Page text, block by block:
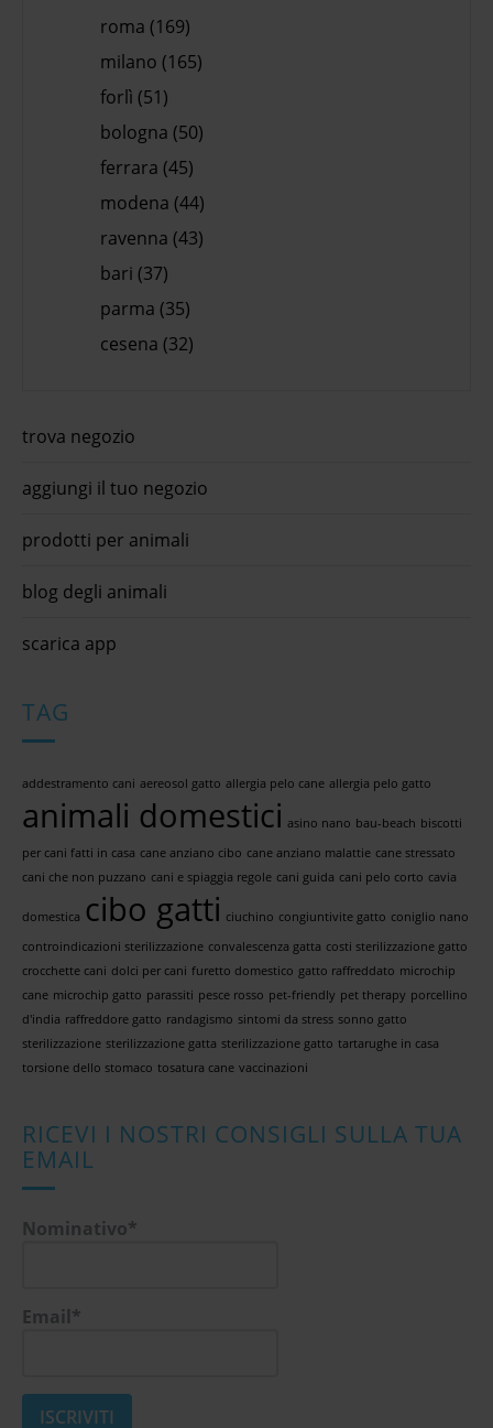
roma (169)
milano (165)
forlì (51)
bologna (50)
ferrara (45)
modena (44)
ravenna (43)
bari (37)
parma (35)
cesena (32)
trova negozio
aggiungi il tuo negozio
prodotti per animali
blog degli animali
scarica app
TAG
addestramento cani aereosol gatto allergia pelo cane allergia pelo gatto
animali domestici asino nano bau-beach biscotti
per cani fatti in casa cane anziano cibo cane anziano malattie cane stressato
cani che non puzzano cani e spiaggia regole cani guida cani pelo corto cavia
domestica cibo gatti ciuchino congiuntivite gatto coniglio nano
controindicazioni sterilizzazione convalescenza gatta costi sterilizzazione gatto
crocchette cani dolci per cani furetto domestico gatto raffreddato microchip
cane microchip gatto parassiti pesce rosso pet-friendly pet therapy porcellino
d'india raffreddore gatto randagismo sintomi da stress sonno gatto
sterilizzazione sterilizzazione gatta sterilizzazione gatto tartarughe in casa
torsione dello stomaco tosatura cane vaccinazioni
RICEVI I NOSTRI CONSIGLI SULLA TUA
EMAIL
Nominativo*
Email*